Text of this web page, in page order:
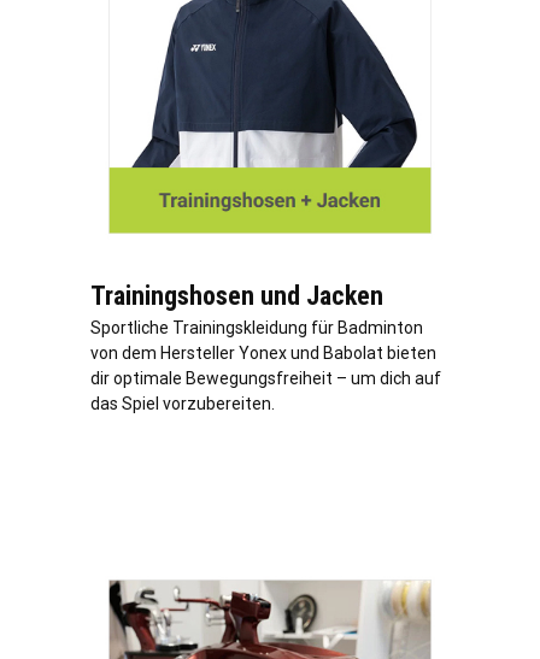
Trainingshosen und Jacken
Sportliche Trainingskleidung für Badminton
von dem Hersteller Yonex und Babolat bieten
dir optimale Bewegungsfreiheit – um dich auf
das Spiel vorzubereiten.